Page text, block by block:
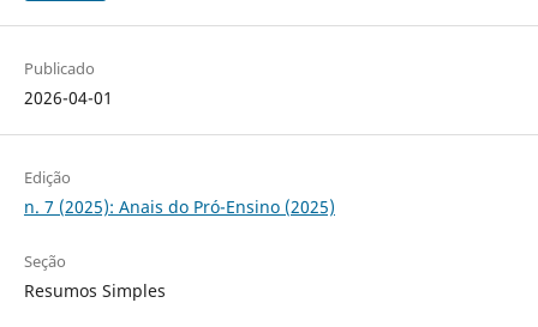
Publicado
2026-04-01
Edição
n. 7 (2025): Anais do Pró-Ensino (2025)
Seção
Resumos Simples